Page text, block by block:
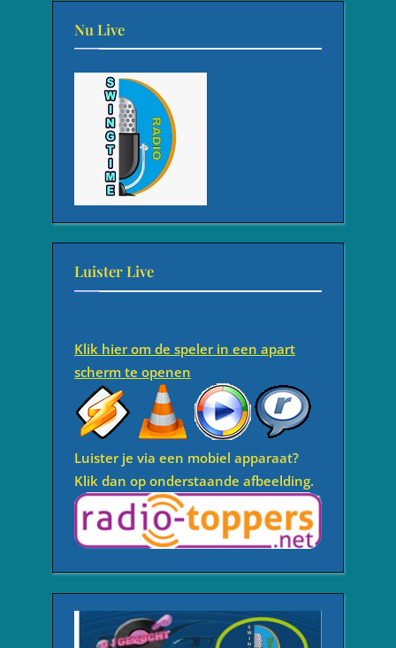
Nu Live
Luister Live
Klik hier om de speler in een apart
scherm te openen
Luister je via een mobiel apparaat?
Klik dan op onderstaande afbeelding.